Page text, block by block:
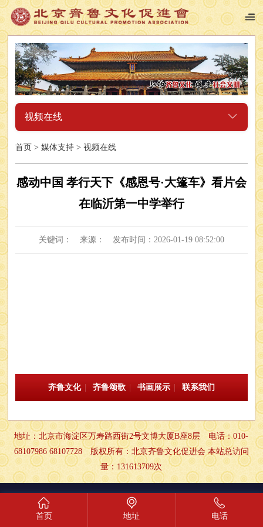
视频在线
首页 >媒体支持 >视频在线
感动中国 孝行天下《感恩号·大篷车》看片会
在临沂第一中学举行
关键词： 来源： 发布时间：2026-01-19 08:52:00
齐鲁文化 齐鲁颂歌 书画展示 联系我们
地址：北京市海淀区万寿路西街2号文博大厦B座8层 电话：010-
68107986 68107728 版权所有：北京齐鲁文化促进会本站总访问
量：131613709次
首页 地址 电话